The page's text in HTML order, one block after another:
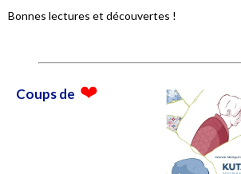
Bonnes lectures et découvertes !
Coups de